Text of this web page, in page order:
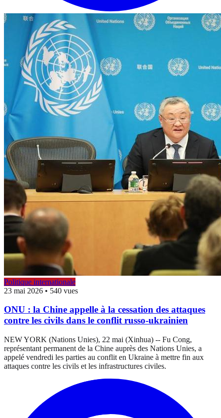
Politique internationale
23 mai 2026 • 540 vues
ONU : la Chine appelle à la cessation des attaques
contre les civils dans le conflit russo-ukrainien
NEW YORK (Nations Unies), 22 mai (Xinhua) -- Fu Cong,
représentant permanent de la Chine auprès des Nations Unies, a
appelé vendredi les parties au conflit en Ukraine à mettre fin aux
attaques contre les civils et les infrastructures civiles.